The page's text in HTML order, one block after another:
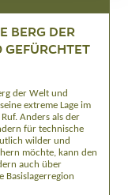
BERG DER
GEFÜRCHTET
der Welt und
extreme Lage im
Anders als der
für technische
wilder und
möchte, kann den
auch über
Basislagerregion